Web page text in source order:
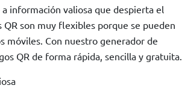
información valiosa que despierta el
son muy flexibles porque se pueden
móviles. Con nuestro generador de
QR de forma rápida, sencilla y gratuita.